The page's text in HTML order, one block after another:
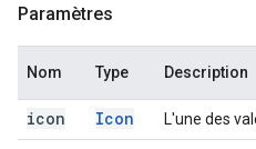
Paramètres
Nom Type Description
icon Icon L'une des